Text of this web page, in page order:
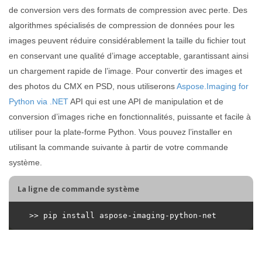
de conversion vers des formats de compression avec perte. Des
algorithmes spécialisés de compression de données pour les
images peuvent réduire considérablement la taille du fichier tout
en conservant une qualité d’image acceptable, garantissant ainsi
un chargement rapide de l’image. Pour convertir des images et
des photos du CMX en PSD, nous utiliseronsAspose.Imaging for
Python via .NETAPI qui est une API de manipulation et de
conversion d’images riche en fonctionnalités, puissante et facile à
utiliser pour la plate-forme Python. Vous pouvez l’installer en
utilisant la commande suivante à partir de votre commande
système.
La ligne de commande système